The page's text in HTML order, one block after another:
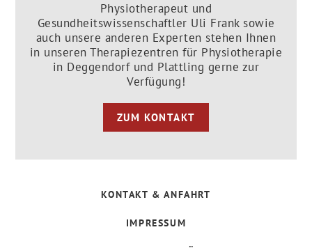
Physiotherapeut und
Gesundheitswissenschaftler Uli Frank sowie
auch unsere anderen Experten stehen Ihnen
in unseren Therapiezentren für Physiotherapie
in Deggendorf und Plattling gerne zur
Verfügung!
ZUM KONTAKT
KONTAKT & ANFAHRT
IMPRESSUM